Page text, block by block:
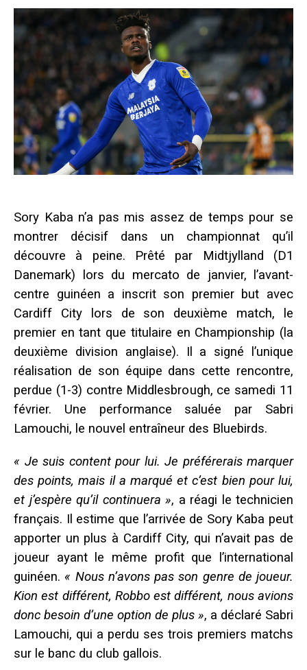
Sory Kaba n’a pas mis assez de temps pour se
montrer décisif dans un championnat qu’il
découvre à peine. Prêté par Midtjylland (D1
Danemark) lors du mercato de janvier, l’avant-
centre guinéen a inscrit son premier but avec
Cardiff City lors de son deuxième match, le
premier en tant que titulaire en Championship (la
deuxième division anglaise). Il a signé l’unique
réalisation de son équipe dans cette rencontre,
perdue (1-3) contre Middlesbrough, ce samedi 11
février. Une performance saluée par Sabri
Lamouchi, le nouvel entraîneur des Bluebirds.
« Je suis content pour lui. Je préférerais marquer
des points, mais il a marqué et c’est bien pour lui,
et j’espère qu’il continuera », a réagi le technicien
français. Il estime que l’arrivée de Sory Kaba peut
apporter un plus à Cardiff City, qui n’avait pas de
joueur ayant le même profit que l’international
guinéen. « Nous n’avons pas son genre de joueur.
Kion est différent, Robbo est différent, nous avions
donc besoin d’une option de plus », a déclaré Sabri
Lamouchi, qui a perdu ses trois premiers matchs
sur le banc du club gallois.